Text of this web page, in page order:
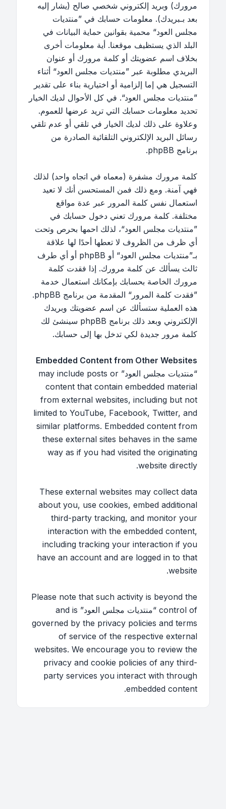
مرورك) وبريد إلكتروني شخصي صالح (يشار إليه
بعد بـبريدك). معلومات حسابك في ”منتديات
مجلس العود“ محمية بقوانين حماية البيانات في
البلد الذي يستظيف موقعنا. أية معلومات أخرى
بخلاف اسم عضويتك أو كلمة مرورك أو عنوان
البريدي مطلوبة عبر ”منتديات مجلس العود“ أثناء
التسجيل هي إما إلزامية أو اختيارية بناء على تقدير
”منتديات مجلس العود“. في كل الأحوال لديك الخيار
تحديد معلومات حسابك التي تريد عرضها للعموم.
وعلاوة على ذلك لديك الخيار في تلقي أو عدم تلقي
رسائل البريد الإلكتروني التلقائية الصادرة من
برنامج phpBB.
كلمة مرورك مشفرة (معماه في اتجاه واحد) لذلك
فهي آمنة. ومع ذلك فمن المستحسن أنك لا تعيد
استعمال نفس كلمة المرور عبر عدة مواقع
مختلفة. كلمة مرورك تعني دخول حسابك في
”منتديات مجلس العود“، لذلك احمها بحرص وتحت
أي ظرف من الظروف لا تعطها أحدًا لها علاقة
بـ”منتديات مجلس العود“ أو phpBB أو أي طرف
ثالث يسألك عن كلمة مرورك. إذا فقدت كلمة
مرورك الخاصة بحسابك بإمكانك استعمال خدمة
”فقدت كلمة المرور“ المقدمة من برنامج phpBB.
هذه العملية ستسألك عن اسم عضويتك وبريدك
الإلكتروني وبعد ذلك برنامج phpBB سينشئ لك
كلمة مرور جديدة لكي تدخل بها إلى حسابك.
Embedded Content from Other Websites
“منتديات مجلس العود” may include posts or
content that contain embedded material
from external websites, including but not
limited to YouTube, Facebook, Twitter, and
similar platforms. Embedded content from
these external sites behaves in the same
way as if you had visited the originating
website directly.
These external websites may collect data
about you, use cookies, embed additional
third-party tracking, and monitor your
interaction with the embedded content,
including tracking your interaction if you
have an account and are logged in to that
website.
Please note that such activity is beyond the
control of “منتديات مجلس العود” and is
governed by the privacy policies and terms
of service of the respective external
websites. We encourage you to review the
privacy and cookie policies of any third-
party services you interact with through
embedded content.